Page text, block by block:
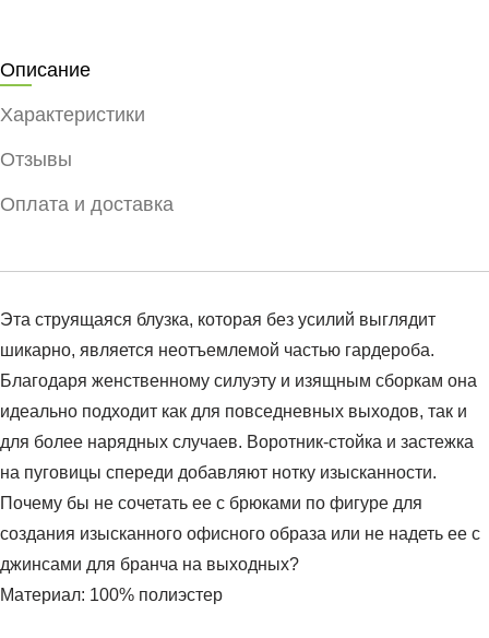
Описание
Характеристики
Отзывы
Оплата и доставка
Эта струящаяся блузка, которая без усилий выглядит
шикарно, является неотъемлемой частью гардероба.
Благодаря женственному силуэту и изящным сборкам она
идеально подходит как для повседневных выходов, так и
для более нарядных случаев. Воротник-стойка и застежка
на пуговицы спереди добавляют нотку изысканности.
Почему бы не сочетать ее с брюками по фигуре для
создания изысканного офисного образа или не надеть ее с
джинсами для бранча на выходных?
Материал: 100% полиэстер